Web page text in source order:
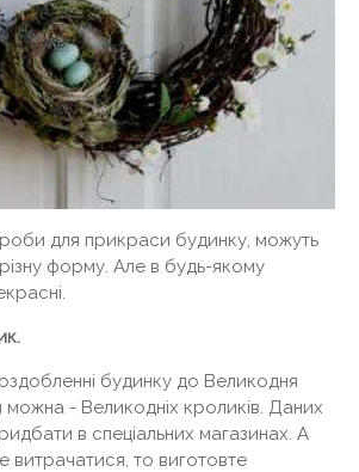
для прикраси будинку, можуть
форму. Але в будь-якому
будинку до Великодня
- Великодніх кроликів. Даних
в спеціальних магазинах. А
витрачатися, то виготовте